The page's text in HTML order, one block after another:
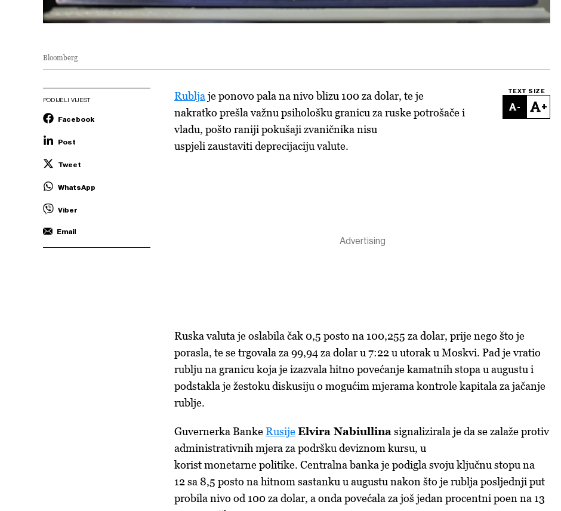
Bloomberg
PODIJELI VIJEST
Facebook
Post
Tweet
WhatsApp
Viber
Email
TEXT SIZE
- +
Rublja je ponovo pala na nivo blizu 100 za dolar, te je
nakratko prešla važnu psihološku granicu za ruske potrošače i
vladu, pošto raniji pokušaji zvaničnika nisu
uspjeli zaustaviti deprecijaciju valute.
Ruska valuta je oslabila čak 0,5 posto na 100,255 za dolar, prije nego što je
porasla, te se trgovala za 99,94 za dolar u 7:22 u utorak u Moskvi. Pad je vratio
rublju na granicu koja je izazvala hitno povećanje kamatnih stopa u augustu i
podstakla je žestoku diskusiju o mogućim mjerama kontrole kapitala za jačanje
rublje.
Guvernerka BankeRusijeElvira Nabiullina signalizirala je da se zalaže protiv
administrativnih mjera za podršku deviznom kursu, u
korist monetarne politike. Centralna banka je podigla svoju ključnu stopu na
12 sa 8,5 posto na hitnom sastanku u augustu nakon što je rublja posljednji put
probila nivo od 100 za dolar, a onda povećala za još jedan procentni poen na 13